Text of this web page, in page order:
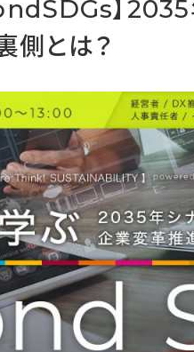
】2035
側とは？